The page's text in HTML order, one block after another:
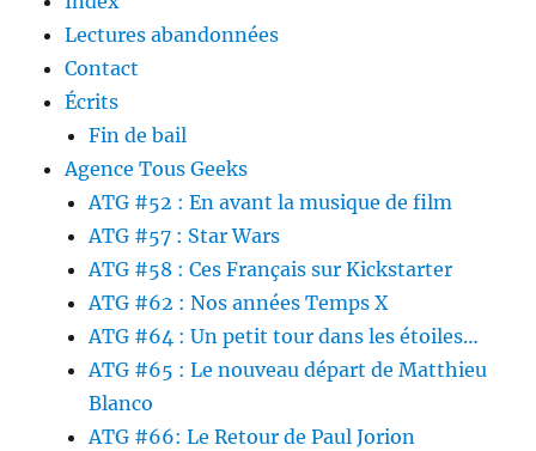
Lectures abandonnées
Contact
Écrits
Fin de bail
Agence Tous Geeks
ATG #52 : En avant la musique de film
ATG #57 : Star Wars
ATG #58 : Ces Français sur Kickstarter
ATG #62 : Nos années Temps X
ATG #64 : Un petit tour dans les étoiles…
ATG #65 : Le nouveau départ de Matthieu
Blanco
ATG #66: Le Retour de Paul Jorion